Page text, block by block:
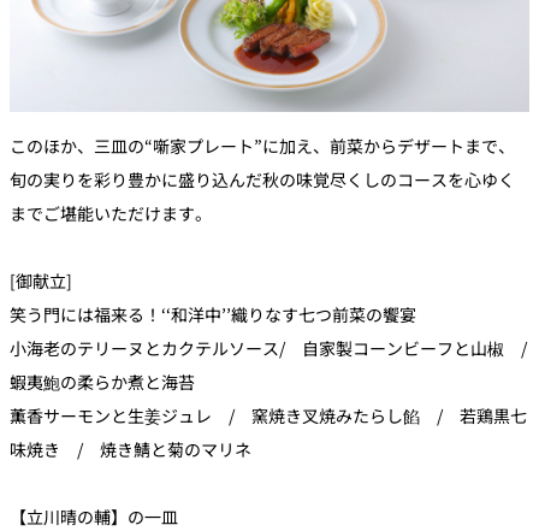
このほか、三皿の“噺家プレート”に加え、前菜からデザートまで、
旬の実りを彩り豊かに盛り込んだ秋の味覚尽くしのコースを心ゆく
までご堪能いただけます。
[御献立]
笑う門には福来る！‘‘和洋中’’織りなす七つ前菜の饗宴
小海老のテリーヌとカクテルソース/ 自家製コーンビーフと山椒 /
蝦夷鮑の柔らか煮と海苔
薫香サーモンと生姜ジュレ / 窯焼き叉焼みたらし餡 / 若鶏黒七
味焼き / 焼き鯖と菊のマリネ
【立川晴の輔】の一皿